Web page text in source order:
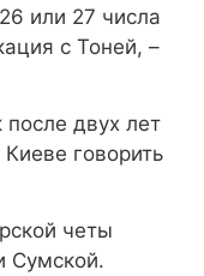
или 27 числа
с Тоней, –
двух лет
говорить
четы
Сумской.